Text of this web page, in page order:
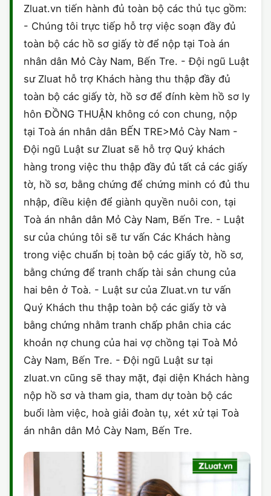
Zluat.vn tiến hành đủ toàn bộ các thủ tục gồm:
- Chúng tôi trực tiếp hỗ trợ việc soạn đầy đủ
toàn bộ các hồ sơ giấy tờ để nộp tại Toà án
nhân dân Mỏ Cày Nam, Bến Tre. - Đội ngũ Luật
sư Zluat hỗ trợ Khách hàng thu thập đầy đủ
toàn bộ các giấy tờ, hồ sơ để đính kèm hồ sơ ly
hôn ĐỒNG THUẬN không có con chung, nộp
tại Toà án nhân dân BẾN TRE>Mỏ Cày Nam -
Đội ngũ Luật sư Zluat sẽ hỗ trợ Quý khách
hàng trong việc thu thập đầy đủ tất cả các giấy
tờ, hồ sơ, bằng chứng để chứng minh có đủ thu
nhập, điều kiện để giành quyền nuôi con, tại
Toà án nhân dân Mỏ Cày Nam, Bến Tre. - Luật
sư của chúng tôi sẽ tư vấn Các Khách hàng
trong việc chuẩn bị toàn bộ các giấy tờ, hồ sơ,
bằng chứng để tranh chấp tài sản chung của
hai bên ở Toà. - Luật sư của Zluat.vn tư vấn
Quý Khách thu thập toàn bộ các giấy tờ và
bằng chứng nhằm tranh chấp phân chia các
khoản nợ chung của hai vợ chồng tại Toà Mỏ
Cày Nam, Bến Tre. - Đội ngũ Luật sư tại
zluat.vn cũng sẽ thay mặt, đại diện Khách hàng
nộp hồ sơ và tham gia, tham dự toàn bộ các
buổi làm việc, hoà giải đoàn tụ, xét xử tại Toà
án nhân dân Mỏ Cày Nam, Bến Tre.